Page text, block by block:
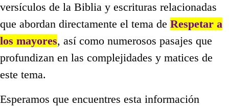
versículos de la Biblia y escrituras relacionadas
que abordan directamente el tema de Respetar a
los mayores, así como numerosos pasajes que
profundizan en las complejidades y matices de
este tema.
Esperamos que encuentres esta información